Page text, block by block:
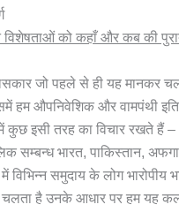
विशेषताओं को कहाँ और कब की
जो पहले से ही यह मानकर
हम औपनिवेशिक और वामपंथी
कुछ इसी तरह का विचार रखते हैं –
सम्बन्ध भारत, पाकिस्तान,
में विभिन्न समुदाय के लोग
चलता है उनके आधार पर हम यह